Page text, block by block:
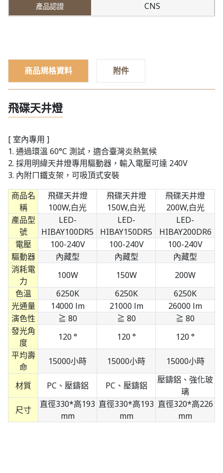
CNS
商品規格資料 附件
飛碟天井燈
[ 室內專用 ]
1. 通過環溫 60°C 測試，適合臺灣炎熱氣候
2. 採用明緯天井燈專用驅動器，輸入電壓可達 240V
3. 內附ㄇ鐵支架，可吸頂式安裝
商品名
稱
飛碟天井燈
100W,白光
飛碟天井燈
150W,白光
飛碟天井燈
200W,白光
產品型
號
LED-
HIBAY100DR5
LED-
HIBAY150DR5
LED-
HIBAY200DR6
電壓
100-240V 100-240V
100-240V
驅動器
內藏型 內藏型
內藏型
消耗電
力
100W 150W
200W
色溫
6250K 6250K
6250K
光通量
14000 lm 21000 lm
26000 lm
演色性
≧ 80 ≧ 80
≧ 80
發光角
度
120 ° 120 °
120 °
平均壽
命
15000小時 15000小時 15000小時
材質 PC、壓鑄鋁 PC、壓鑄鋁
壓鑄鋁、強化玻
璃
尺寸
直徑330*高193
mm
直徑330*高193
mm
直徑320*高226
mm